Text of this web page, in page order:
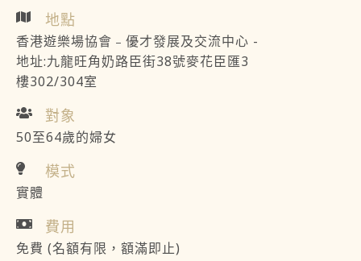
地點
香港遊樂場協會﹣優才發展及交流中心 -
地址:九龍旺角奶路臣街38號麥花臣匯3
樓302/304室
對象
50至64歲的婦女
模式
實體
費用
免費 (名額有限，額滿即止)